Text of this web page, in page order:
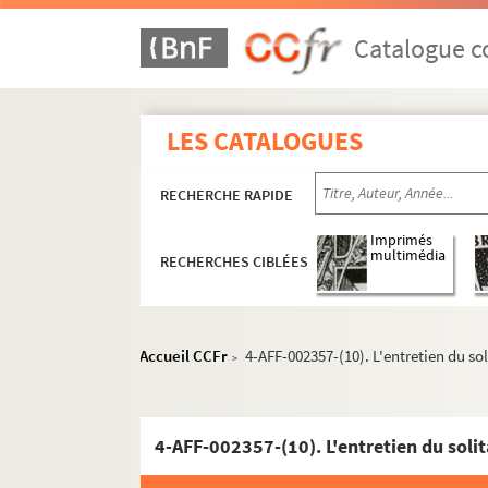
Catalogue
LES CATALOGUES
RECHERCHE RAPIDE
RECHERCHES CIBLÉES
Imprimés
multimédia
Accueil CCFr > 4-AFF-002357-(10). L'entretien du
4-AFF-002357-(10). L'entretien du
La Fenêtre
Henri Selmer Paris
Ménagerie de verre
O'Berzinc
Le Passage vers les étoiles
La scène Bastille
Théâtre Artistic Athévains. Artistic
Théâtre André Bourvil
Théâtre du Château-d'eau